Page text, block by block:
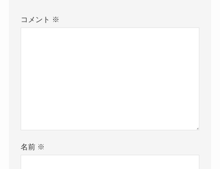
コメント ※
名前 ※